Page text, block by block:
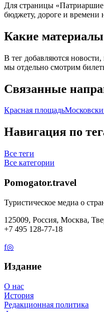
Для страницы «Патриаршие
бюджету, дороге и времени
Какие
В тег добавляются
мы отдельно смотрим
Связанные
Красная площадь
Навигация по
Все теги
Все категории
Pomogator.travel
Туристическое медиа о
125009, Россия, Москва,
+7 495 128-77-18
f◎
Издание
О нас
История
Редакционная политика